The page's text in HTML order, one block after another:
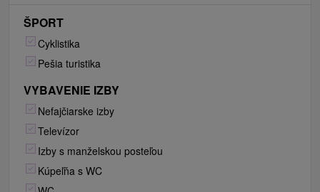
ŠPORT
Cyklistika
Pešia turistika
VYBAVENIE IZBY
Nefajčiarske izby
Televízor
Izby s manželskou posteľou
Kúpeľňa s WC